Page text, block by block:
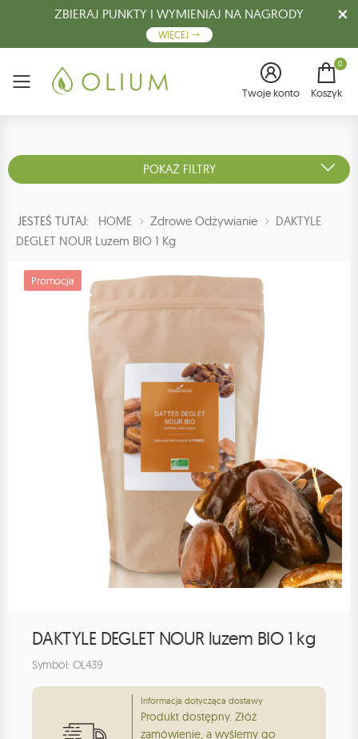
ZBIERAJ PUNKTY I WYMIENIAJ NA NAGRODY
WIĘCEJ
Menu Twoje konto
0
Koszyk
POKAŻ FILTRY
JESTEŚ TUTAJ: HOME Zdrowe Odżywianie
DAKTYLE
DEGLET NOUR Luzem BIO 1 Kg
Promocja
DAKTYLE DEGLET NOUR luzem BIO 1 kg
Symbol: OL439
Informacja dotycząca dostawy
Produkt dostępny. Złóż
zamówienie, a wyślemy go